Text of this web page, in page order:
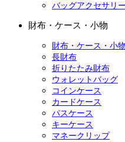
バッグアクセサリー
財布・ケース・小物
財布・ケース・小
長財布
折りたたみ財布
ウォレットバッグ
コインケース
カードケース
パスケース
キーケース
マネークリップ